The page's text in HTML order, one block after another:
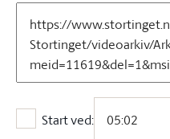
Start ved:
Start ved: